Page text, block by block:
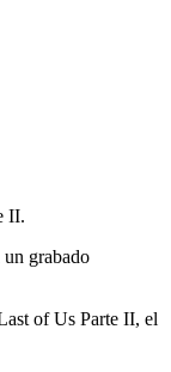
II.
grabado
of Us Parte II, el